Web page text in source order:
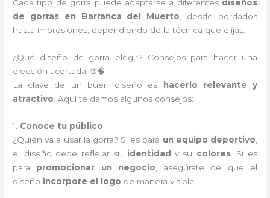
Cada tipo de gorra puede adaptarse a diferentes diseños
de gorras en Barranca del Muerto, desde bordados
hasta impresiones, dependiendo de la técnica que elijas.
¿Qué diseño de gorra elegir? Consejos para hacer una
elección acertada 🎨🧠
La clave de un buen diseño es
hacerlo relevante y
atractivo. Aquí te damos algunos consejos:
1. Conoce tu público
¿Quién va a usar la gorra? Si es para un equipo deportivo
el diseño debe reflejar su identidad y su colores. Si es
para promocionar un negocio , asegúrate de que el
diseño incorpore el logo de manera visible.